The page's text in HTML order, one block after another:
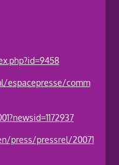
espacepresse/comm
press/pressrel/20071